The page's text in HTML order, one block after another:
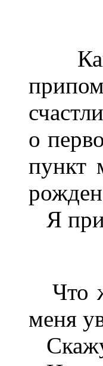
о
пункт
рожден
Я
Что
меня